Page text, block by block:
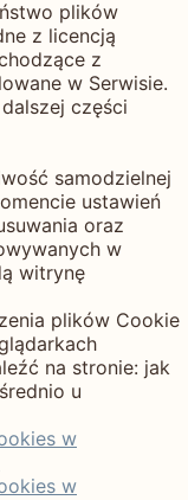
plików
z licencją
z
w Serwisie.
części
samodzielnej
ustawień
oraz
w
witrynę
plików Cookie
na stronie: jak
u
w
w